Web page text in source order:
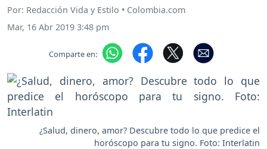
Por: Redacción Vida y Estilo • Colombia.com
Mar, 16 Abr 2019 3:48 pm
Comparte en:
¿Salud, dinero, amor? Descubre todo lo que predice el
horóscopo para tu signo. Foto: Interlatin